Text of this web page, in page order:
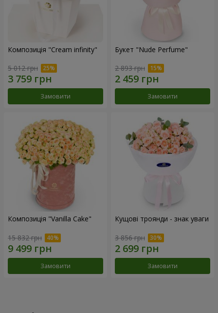
Композиція "Cream infinity"
5 012 грн
Замовити
Букет "Nude Perfume"
2 893 грн
Замовити
Композиція "Vanilla Cake"
15 832 грн
Замовити
Кущові троянди - знак уваги
3 856 грн
Замовити